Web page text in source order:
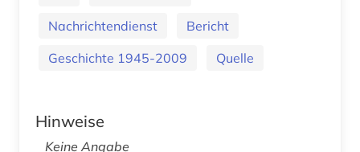
Nachrichtendienst
Bericht
Geschichte 1945-2009
Quelle
Hinweise
Keine Angabe